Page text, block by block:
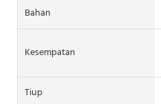
Bahan
Kesempatan
Tiup